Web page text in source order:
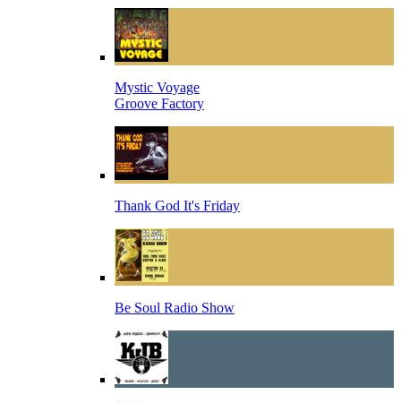
Mystic Voyage
Groove Factory
Thank God It's Friday
Be Soul Radio Show